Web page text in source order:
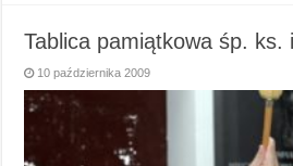
Tablica pamiątkowa śp.
10 października 2009